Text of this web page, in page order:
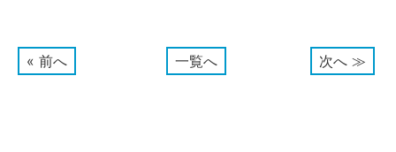
« 前へ 一覧へ 次へ ≫